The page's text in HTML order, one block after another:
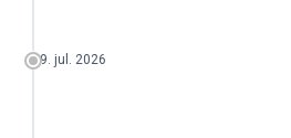
9. jul. 2026